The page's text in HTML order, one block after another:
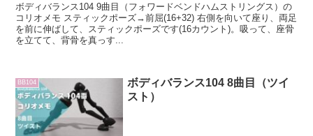
ボディバランス104 9曲目（フォワードベンドハムストリングス）の
コリオメモ スティックポーズ→前屈(16+32) 右側を向いて座り、両足
を前に伸ばして、スティックポーズです(16カウント)。吸って、座骨
を立てて、背骨を真っす...
BB104
ボディバランス104 8曲目（ツイ
スト）